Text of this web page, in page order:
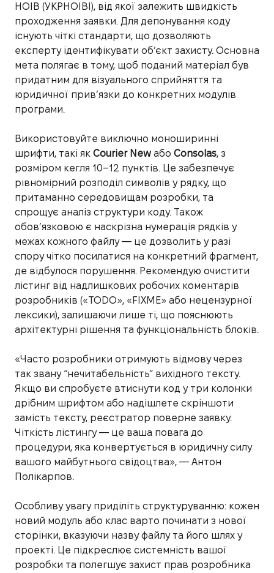
НОІВ (УКРНОІВІ), від якої залежить швидкість
проходження заявки. Для депонування коду
існують чіткі стандарти, що дозволяють
експерту ідентифікувати об’єкт захисту. Основна
мета полягає в тому, щоб поданий матеріал був
придатним для візуального сприйняття та
юридичної прив’язки до конкретних модулів
програми.
Використовуйте виключно моноширинні
шрифти, такі як Courier New або Consolas, з
розміром кегля 10–12 пунктів. Це забезпечує
рівномірний розподіл символів у рядку, що
притаманно середовищам розробки, та
спрощує аналіз структури коду. Також
обов’язковою є наскрізна нумерація рядків у
межах кожного файлу — це дозволить у разі
спору чітко посилатися на конкретний фрагмент,
де відбулося порушення. Рекомендую очистити
лістинг від надлишкових робочих коментарів
розробників («TODO», «FIXME» або нецензурної
лексики), залишаючи лише ті, що пояснюють
архітектурні рішення та функціональність блоків.
«Часто розробники отримують відмову через
так звану “нечитабельність” вихідного тексту.
Якщо ви спробуєте втиснути код у три колонки
дрібним шрифтом або надішлете скріншоти
замість тексту, реєстратор поверне заявку.
Чіткість лістингу — це ваша повага до
процедури, яка конвертується в юридичну силу
вашого майбутнього свідоцтва», — Антон
Полікарпов.
Особливу увагу приділіть структуруванню: кожен
новий модуль або клас варто починати з нової
сторінки, вказуючи назву файлу та його шлях у
проекті. Це підкреслює системність вашої
розробки та полегшує захист прав розробника